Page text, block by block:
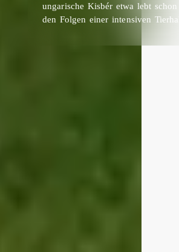
ungarische Kisbér etwa lebt schon
den Folgen einer intensiven